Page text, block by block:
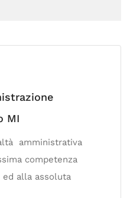
MI
amministrativa
competenza
alla assoluta